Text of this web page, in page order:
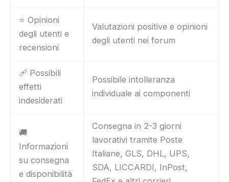
⭐ Opinioni
degli utenti e
recensioni
Valutazioni positive e opinioni
degli utenti nei forum
🩹 Possibili
effetti
indesiderati
Possibile intolleranza
individuale ai componenti
🚚
Informazioni
su consegna
e disponibilità
Consegna in 2-3 giorni
lavorativi tramite Poste
Italiane, GLS, DHL, UPS,
SDA, LICCARDI, InPost,